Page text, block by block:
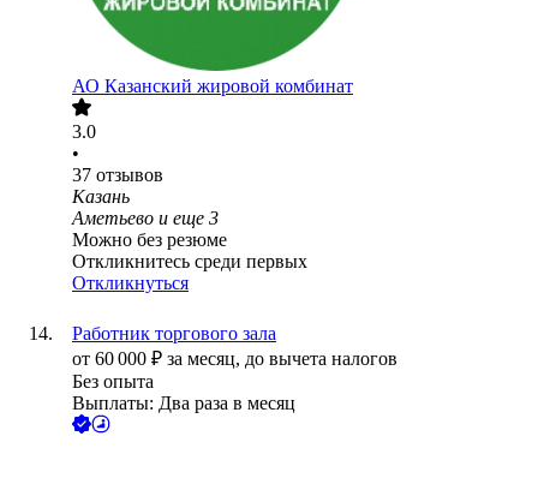
АО Казанский жировой комбинат
3.0
•
37 отзывов
Казань
Аметьево и еще 3
Можно без резюме
Откликнитесь среди первых
Откликнуться
Работник торгового зала
от 60 000 ₽ за месяц, до вычета налогов
Без опыта
Выплаты: Два раза в месяц